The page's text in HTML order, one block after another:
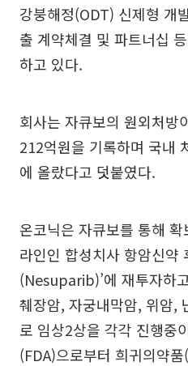
강붕해정(ODT) 신제형 개
출 계약체결 및 파트너십
하고 있다.
회사는 자큐보의 원외처방
212억원을 기록하며 국내
에 올랐다고 덧붙였다.
온코닉은 자큐보를 통해
라인인 합성치사 항암신약
(Nesuparib)’에 재투자하
췌장암, 자궁내막암, 위암,
로 임상2상을 각각 진행중
(FDA)으로부터 희귀의약